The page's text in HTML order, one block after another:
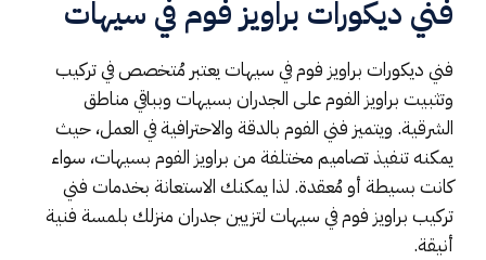
فني ديكورات براويز فوم في سيهات
فني ديكورات براويز فوم في سيهات يعتبر مُتخصص في تركيب
وتثبيت براويز الفوم على الجدران بسيهات وبباقي مناطق
الشرقية. ويتميز فني الفوم بالدقة والاحترافية في العمل، حيث
يمكنه تنفيذ تصاميم مختلفة من براويز الفوم بسيهات، سواء
كانت بسيطة أو مُعقدة. لذا يمكنك الاستعانة بخدمات فني
تركيب براويز فوم في سيهات لتزيين جدران منزلك بلمسة فنية
أنيقة.